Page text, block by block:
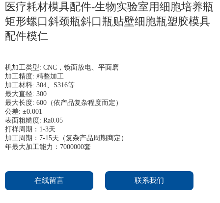
医疗耗材模具配件-生物实验室用细胞培养瓶
矩形螺口斜颈瓶斜口瓶贴壁细胞瓶塑胶模具
配件模仁
机加工类型: CNC，镜面放电、平面磨
加工精度: 精整加工
加工材料: 304、S316等
最大直径: 300
最大长度: 600（依产品复杂程度而定）
公差: ±0.001
表面粗糙度: Ra0.05
打样周期：1-3天
加工周期：7-15天（复杂产品周期商定）
年最大加工能力：7000000套
在线留言 联系我们